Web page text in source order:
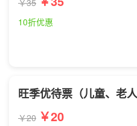
￥35
10折优惠
旺季优待票（儿童、老
￥20 ￥20